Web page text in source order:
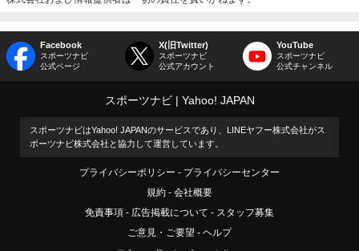
Facebook
スポーツナビ
公式ページ
X(旧Twitter)
スポーツナビ
公式アカウント
YouTube
スポーツナビ
公式チャンネル
スポーツナビ Yahoo! JAPAN
スポーツナビはYahoo! JAPANのサービスであり、LINEヤフー株式会社がス
ポーツナビ株式会社と協力して運営しています。
プライバシーポリシー
プライバシーセンター
規約
会社概要
免責事項
広告掲載について
スタッフ募集
ご意見・ご要望
ヘルプ